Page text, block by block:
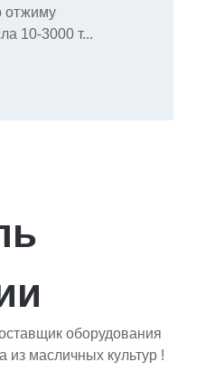
отжиму
10-3000 т...
оборудования
из масличных культур !